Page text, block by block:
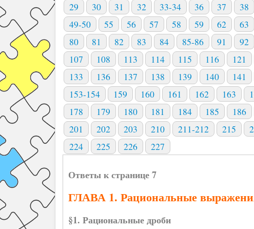
29
30 31 32 33-34 36 37 38
49-50
55 56 57 58 59 62 63
80
81 82 83 84 85-86 91 92
107
108 113 114 115 116 121
133
136 137 138 139 140 141
153-154
159 160 161 162 163
178
179 180 181 184 185 186
201
202 203 210 211-212 215
224
225 226 227
Ответы к странице 7
ГЛАВА 1. Рациональные
§1. Рациональные дроби